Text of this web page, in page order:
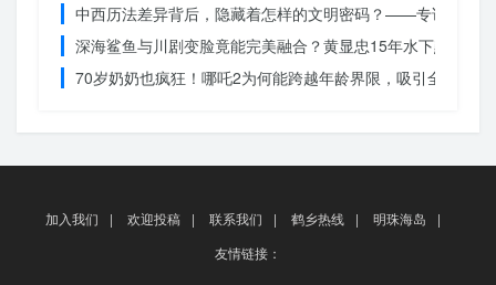
中西历法差异背后，隐藏着怎样的文明密码？——专访南京
深海鲨鱼与川剧变脸竟能完美融合？黄显忠15年水下默剧惊
70岁奶奶也疯狂！哪吒2为何能跨越年龄界限，吸引全民观影
加入我们 | 欢迎投稿 | 联系我们 | 鹤乡热线 | 明珠海岛
|
友情链接：